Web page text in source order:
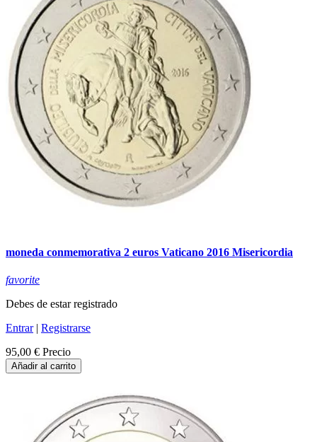
moneda conmemorativa 2 euros Vaticano 2016 Misericordia
favorite
Debes de estar registrado
Entrar| Registrarse
95,00 € Precio
Añadir al carrito